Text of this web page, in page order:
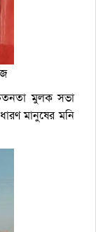
মুলক সভা
মানুষের মনি